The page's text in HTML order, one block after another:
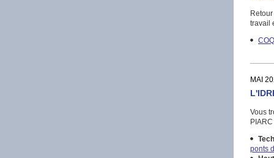
travail
MAI
Vous
ponts